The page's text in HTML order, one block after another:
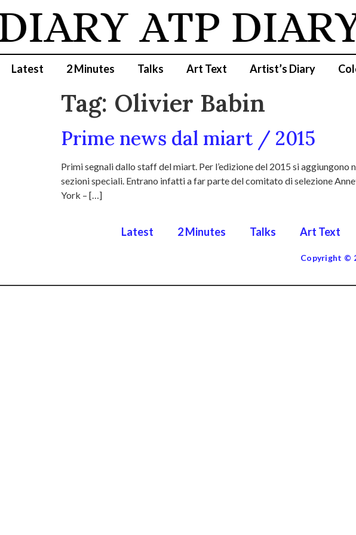
ATP
Latest 2 Minutes Talks Art Text Artist’s Diary
Tag: Olivier Babin
Prime news dal miart / 2015
Primi segnali dallo staff del miart. Per l’edizione del 2015 si
sezioni speciali. Entrano infatti a far parte del comitato di selezione
York – […]
Latest 2 Minutes Talks Art Text
Copyright ©